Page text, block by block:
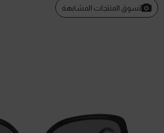
تسوق المنتجات المشابهة